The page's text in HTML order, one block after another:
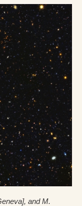
and M.